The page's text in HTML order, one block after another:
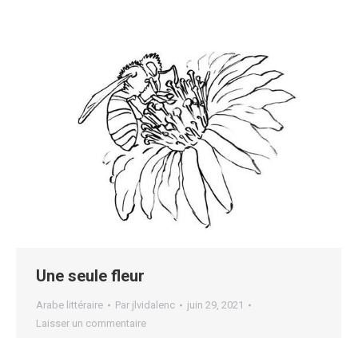
Une seule fleur
Arabe littéraire Par jlvidalenc
juin 29, 2021
Laisser un commentaire